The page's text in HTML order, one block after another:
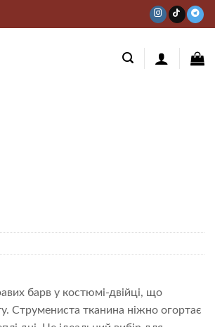
барв у костюмі-двійці, що
Струмениста тканина ніжно огортає